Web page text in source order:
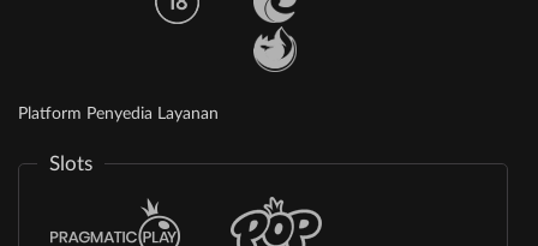
Platform Penyedia Layanan
Slots